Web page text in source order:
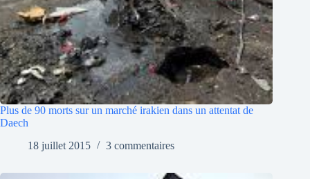
Plus de 90 morts sur un marché irakien dans un attentat de
Daech
18 juillet 2015
3 commentaires